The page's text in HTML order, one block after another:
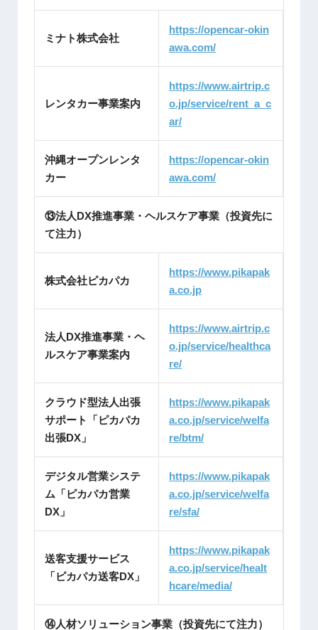
ミナト株式会社
https://opencar-okin
awa.com/
レンタカー事業案内
https://www.airtrip.c
o.jp/service/rent_a_c
ar/
沖縄オープンレンタ
カー
https://opencar-okin
awa.com/
⑬法人DX推進事業・ヘルスケア事業（投資先に
て注力）
株式会社ピカパカ
https://www.pikapak
a.co.jp
法人DX推進事業・ヘ
ルスケア事業案内
https://www.airtrip.c
o.jp/service/healthca
re/
クラウド型法人出張
サポート「ピカパカ
出張DX」
https://www.pikapak
a.co.jp/service/welfa
re/btm/
デジタル営業システ
ム「ピカパカ営業
DX」
https://www.pikapak
a.co.jp/service/welfa
re/sfa/
送客支援サービス
「ピカパカ送客DX」
https://www.pikapak
a.co.jp/service/healt
hcare/media/
⑭人材ソリューション事業（投資先にて注力）